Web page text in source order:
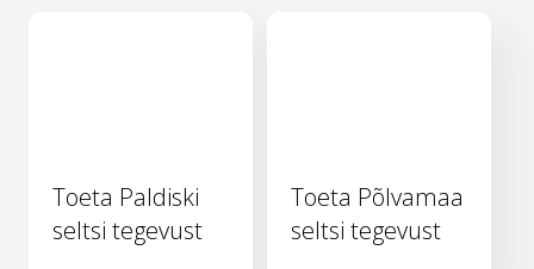
Toeta Paldiski
seltsi tegevust
Toeta Põlvamaa
seltsi tegevust